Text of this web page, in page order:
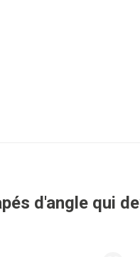
d'angle qui